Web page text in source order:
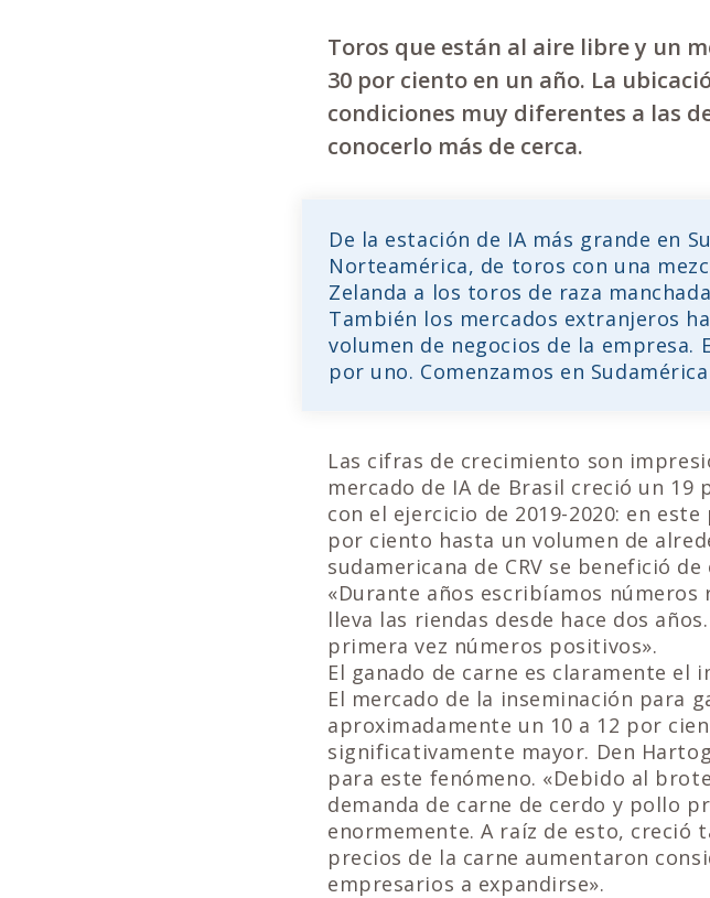
Toros que están al aire libre y un
30 por ciento en un año. La
condiciones muy diferentes a las
conocerlo más de cerca.
De la estación de IA más grande en
Norteamérica, de toros con una
Zelanda a los toros de raza
También los mercados extranjeros
volumen de negocios de la empresa.
por uno. Comenzamos en Sudamérica
Las cifras de crecimiento son
mercado de IA de Brasil creció un 19
con el ejercicio de 2019-2020: en
por ciento hasta un volumen de
sudamericana de CRV se benefició
«Durante años escribíamos
lleva las riendas desde hace dos
primera vez números positivos».
El ganado de carne es claramente
El mercado de la inseminación para
aproximadamente un 10 a 12 por
significativamente mayor. Den
para este fenómeno. «Debido al
demanda de carne de cerdo y pollo
enormemente. A raíz de esto, creció
precios de la carne aumentaron
empresarios a expandirse».